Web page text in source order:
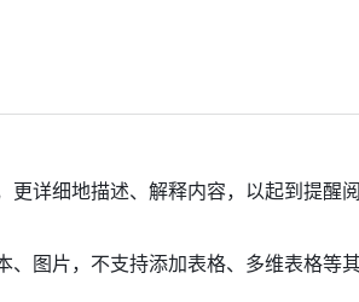
详细地描述、解释内容，以起到提醒
、图片，不支持添加表格、多维表格等其